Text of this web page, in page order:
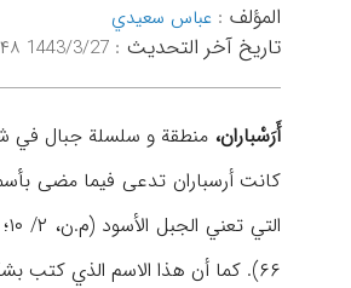
المؤلف :عباس سعیدي
تاریخ آخر التحدیث :1443/3/27 ۱۲:۵۸:۴۸
أَرَسْباران، منطقة و سلسلة جبال في
التي تعني الجبل الأسود (م.ن، ۲/ ۱۰؛ مینورسکي، ۲۴۳)، مما کُتب أیضاً بأشکال قرچه داغ (مشکور،
۶۶). کما أن هذا الاسم الذي کتب بشکل أرسبار أیضاً (مستوفي، ۱۶۸)، استخدم لمدة بدلاً من اسم أهر (